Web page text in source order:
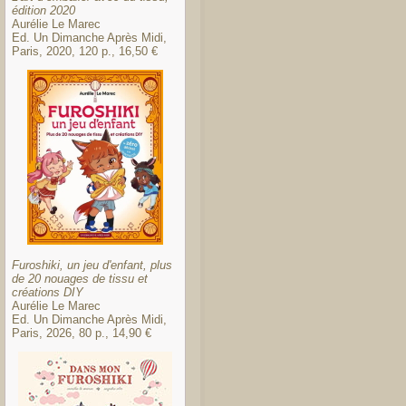
édition 2020
Aurélie Le Marec
Ed. Un Dimanche Après Midi,
Paris, 2020, 120 p., 16,50 €
Furoshiki, un jeu d'enfant, plus
de 20 nouages de tissu et
créations DIY
Aurélie Le Marec
Ed. Un Dimanche Après Midi,
Paris, 2026, 80 p., 14,90 €